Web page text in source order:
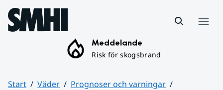
Hoppa till sidans innehåll
Meddelande
Risk för skogsbrand
Start Väder
Prognoser och varningar